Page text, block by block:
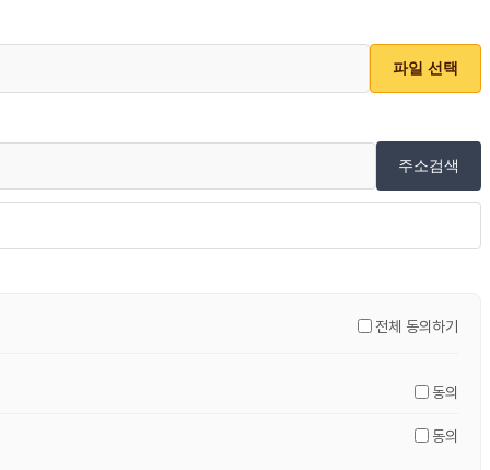
파일 선택
주소검색
전체 동의하기
동의
동의